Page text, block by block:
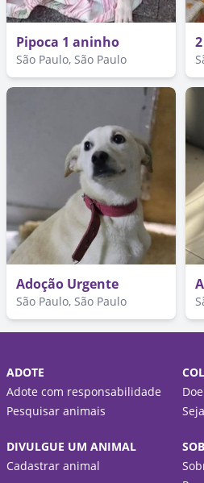
Pipoca 1 aninho
São Paulo, São Paulo
Adoção Urgente
São Paulo, São Paulo
ADOTE
Adote com responsabilidade
Pesquisar animais
DIVULGUE UM ANIMAL
Cadastrar animal